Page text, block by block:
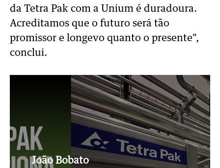
da Tetra Pak com a Unium é duradoura.
Acreditamos que o futuro será tão
promissor e longevo quanto o presente",
conclui.
João Bobato